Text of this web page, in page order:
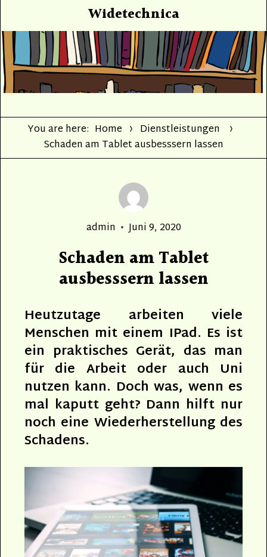
Widetechnica
You are here: Home
Dienstleistungen
Schaden am Tablet ausbesssern lassen
Author
admin
Posted
Juni 9, 2020
Schaden am Tablet
ausbesssern lassen
Heutzutage arbeiten viele
Menschen mit einem IPad. Es ist
ein praktisches Gerät, das man
für die Arbeit oder auch Uni
nutzen kann. Doch was, wenn es
mal kaputt geht? Dann hilft nur
noch eine Wiederherstellung des
Schadens.